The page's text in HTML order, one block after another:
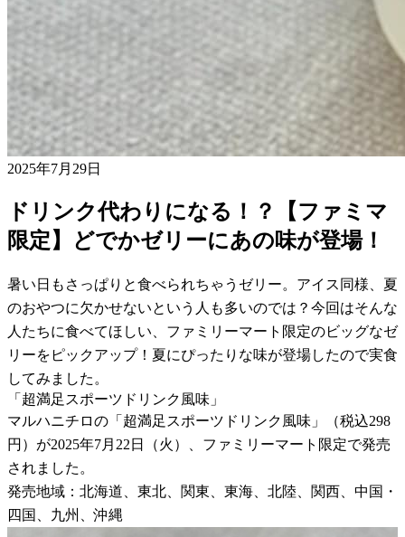
2025年7月29日
ドリンク代わりになる！？【ファミマ
限定】どでかゼリーにあの味が登場！
暑い日もさっぱりと食べられちゃうゼリー。アイス同様、夏
のおやつに欠かせないという人も多いのでは？今回はそんな
人たちに食べてほしい、ファミリーマート限定のビッグなゼ
リーをピックアップ！夏にぴったりな味が登場したので実食
してみました。
「超満足スポーツドリンク風味」
マルハニチロの「超満足スポーツドリンク風味」（税込298
円）が2025年7月22日（火）、ファミリーマート限定で発売
されました。
発売地域：北海道、東北、関東、東海、北陸、関西、中国・
四国、九州、沖縄